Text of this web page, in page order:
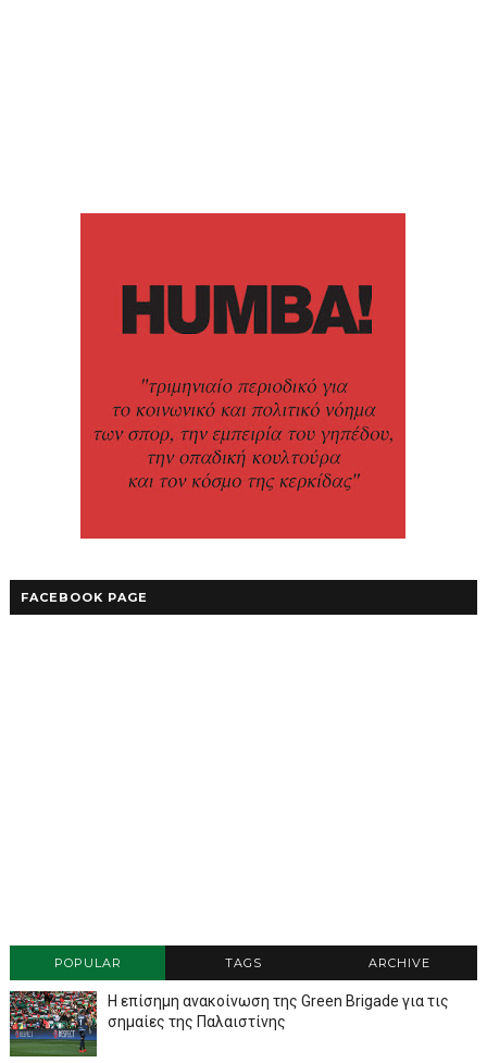
FACEBOOK PAGE
POPULAR TAGS ARCHIVE
Η επίσημη ανακοίνωση της Green Brigade για τις
σημαίες της Παλαιστίνης